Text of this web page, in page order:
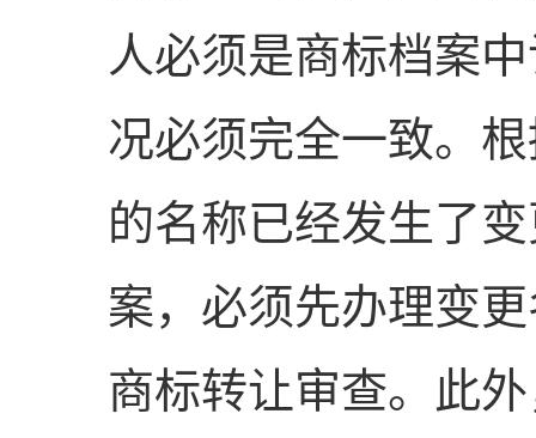
人必须是商标档案
况必须完全一致。
的名称已经发生了
案，必须先办理变
商标转让审查。此